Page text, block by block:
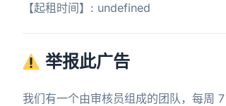
【起租时间】: undefined
举报此广告
我们有一个由审核员组成的团队，每周 7